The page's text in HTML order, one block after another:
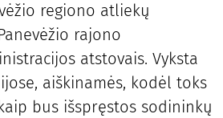
regiono atliekų
rajono
atstovais. Vyksta
aiškinamės, kodėl toks
bus išspręstos sodininkų